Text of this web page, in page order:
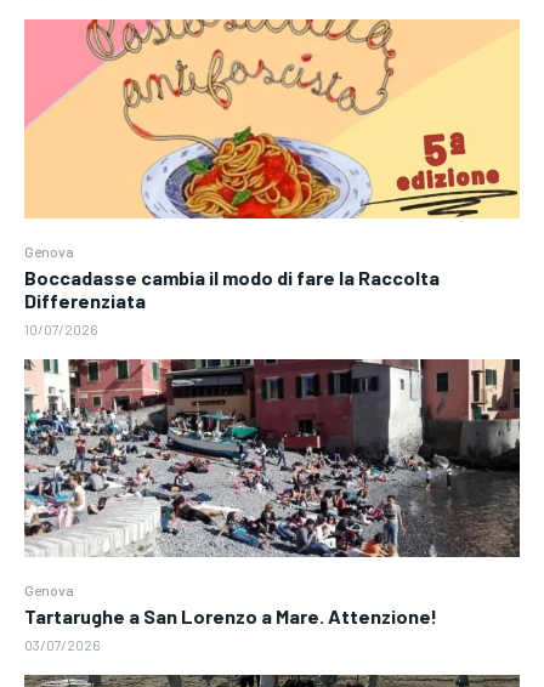
Genova
Boccadasse cambia il modo di fare la Raccolta
Differenziata
10/07/2026
Genova
Tartarughe a San Lorenzo a Mare. Attenzione!
03/07/2026